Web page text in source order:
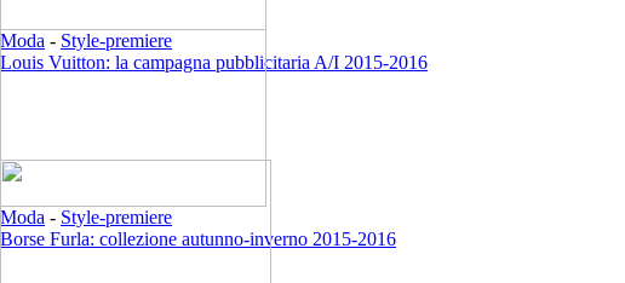
Moda - Style-premiere
Louis Vuitton: la campagna pubblicitaria A/I 2015-2016
Moda - Style-premiere
Borse Furla: collezione autunno-inverno 2015-2016